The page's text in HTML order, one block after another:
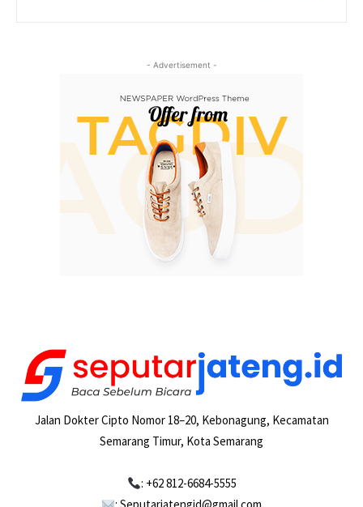
- Advertisement -
Jalan Dokter Cipto Nomor 18–20, Kebonagung, Kecamatan
Semarang Timur, Kota Semarang
: +62 812-6684-5555